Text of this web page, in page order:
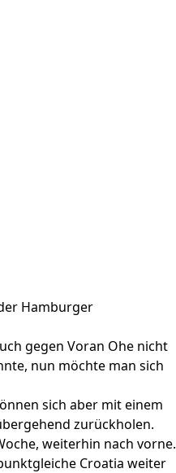
Hamburger
gegen Voran Ohe nicht
nun möchte man sich
sich aber mit einem
zurückholen.
weiterhin nach vorne.
Croatia weiter